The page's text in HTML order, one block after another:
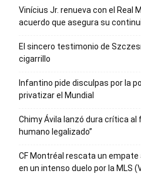
Vinícius Jr. renueva con el Real
acuerdo que asegura su
El sincero testimonio de
cigarrillo
Infantino pide disculpas por la
privatizar el Mundial
Chimy Ávila lanzó dura crítica
humano legalizado”
CF Montréal rescata un empate
en un intenso duelo por la MLS